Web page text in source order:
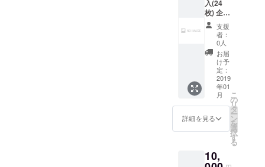
セット
となっ
ており
ます。
金具が
ゴール
ドかシ
ルバー
かをお
選びく
ださ
い。
0.8%
タング
ステン
1.3%
モリブ
デン
5.5%
クロム
4.7%
バナジ
ウム
1.3%で
す。 刃
取り扱
いにご
入(24
枚) 企業
さんや
店舗経
営者さ
ん向き
のリ
ターン
です。
もし利
用され
る場合
はロゴ
マーク
や屋号
データ
をお願
支援
者：
0人
お届
け予
定：
2019
年01
月
詳細を見る
こ
の
リ
タ
ー
ン
を
選
択
す
る
10,